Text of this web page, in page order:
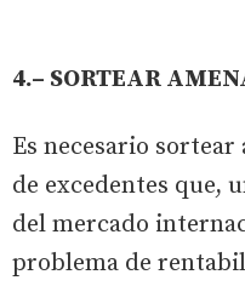
4.– SORTEAR
Es necesario
de excedentes que,
del mercado
problema de